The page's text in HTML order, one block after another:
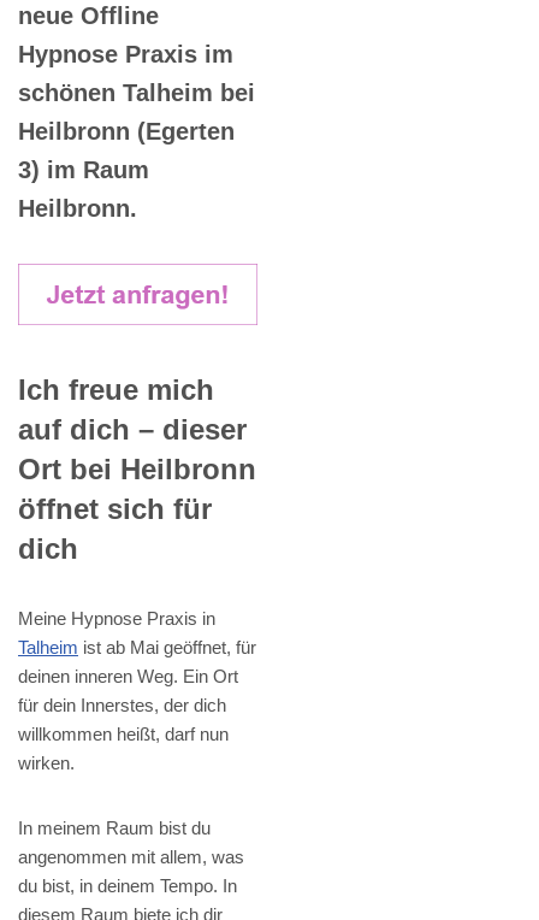
neue Offline
Hypnose Praxis im
schönen Talheim bei
Heilbronn (Egerten
3) im Raum
Heilbronn.
Ich freue mich
auf dich – dieser
Ort bei Heilbronn
öffnet sich für
dich
Meine Hypnose Praxis in
Talheim ist ab Mai geöffnet, für
deinen inneren Weg. Ein Ort
für dein Innerstes, der dich
willkommen heißt, darf nun
wirken.
In meinem Raum bist du
angenommen mit allem, was
du bist, in deinem Tempo. In
diesem Raum biete ich dir